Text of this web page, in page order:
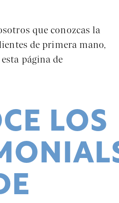
que conozcas la
de primera mano,
página de
LOS